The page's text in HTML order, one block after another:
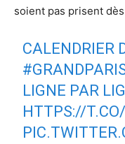
soient pas prisent
CALENDRIER
LIGNE PAR
HTTPS://